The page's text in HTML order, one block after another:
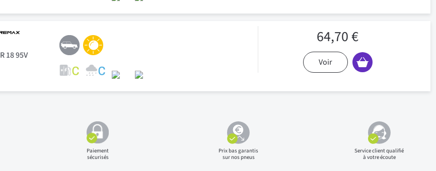
18 95V
64,70 €
Voir
Paiement
sécurisés
Prix basgarantis
sur nos pneus
Service client qualifié
à votre écoute